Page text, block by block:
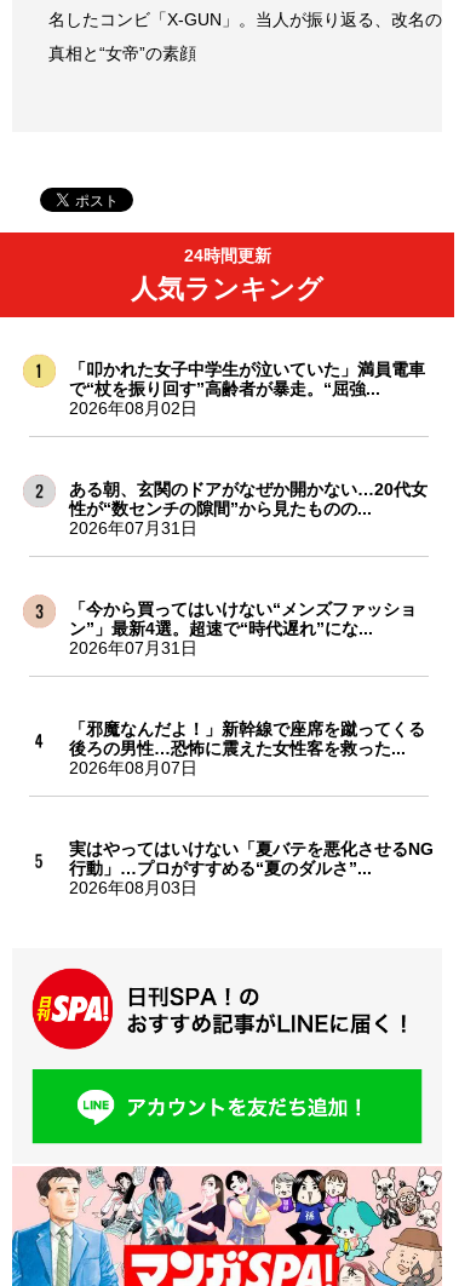
名したコンビ「X-GUN」。当人が振り返る、改名の
真相と“女帝”の素顔
24時間更新
人気ランキング
「叩かれた女子中学生が泣いていた」満員電車
で“杖を振り回す”高齢者が暴走。“屈強...
2026年08月02日
ある朝、玄関のドアがなぜか開かない…20代女
性が“数センチの隙間”から見たものの...
2026年07月31日
「今から買ってはいけない“メンズファッショ
ン”」最新4選。超速で“時代遅れ”にな...
2026年07月31日
「邪魔なんだよ！」新幹線で座席を蹴ってくる
後ろの男性…恐怖に震えた女性客を救った...
2026年08月07日
実はやってはいけない「夏バテを悪化させるNG
行動」…プロがすすめる“夏のダルさ”...
2026年08月03日